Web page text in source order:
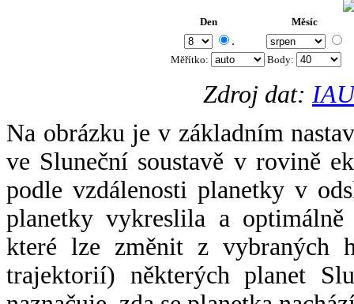
Den Měsíc
.
Měřítko: Body:
Zdroj dat:
Na obrázku je v základním
ve Sluneční soustavě v rovině
podle vzdálenosti planetky v
planetky vykreslila a
které lze změnit z vybraných
trajektorií) některých planet